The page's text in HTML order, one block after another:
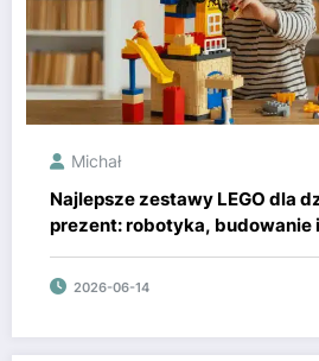
Michał
Najlepsze zestawy LEGO dla
prezent: robotyka, budowanie
stylu LEGO City
2026-06-14